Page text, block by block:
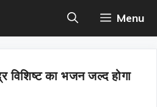
Menu
विशिष्ट का भजन जल्द होगा